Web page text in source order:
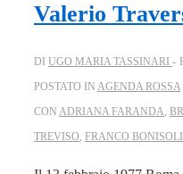
Valerio
DI UGO MARIA TASSINARI
POSTATO IN AGENDA ROSSA
CON ADRIANA FARANDA
TREVISO FRANCO BONISOLI